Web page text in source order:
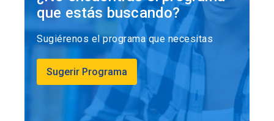
que estás buscando?
Sugiérenos el programa que necesitas
Sugerir Programa